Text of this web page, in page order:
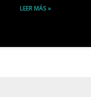
LEER MÁS »